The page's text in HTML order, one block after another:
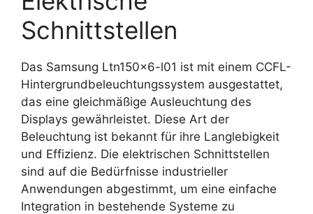
Schnittstellen
Das Samsung Ltn150x6-l01 ist mit einem CCFL-
Hintergrundbeleuchtungssystem ausgestattet,
das eine gleichmäßige Ausleuchtung des
Displays gewährleistet. Diese Art der
Beleuchtung ist bekannt für ihre Langlebigkeit
und Effizienz. Die elektrischen Schnittstellen
sind auf die Bedürfnisse industrieller
Anwendungen abgestimmt, um eine einfache
Integration in bestehende Systeme zu